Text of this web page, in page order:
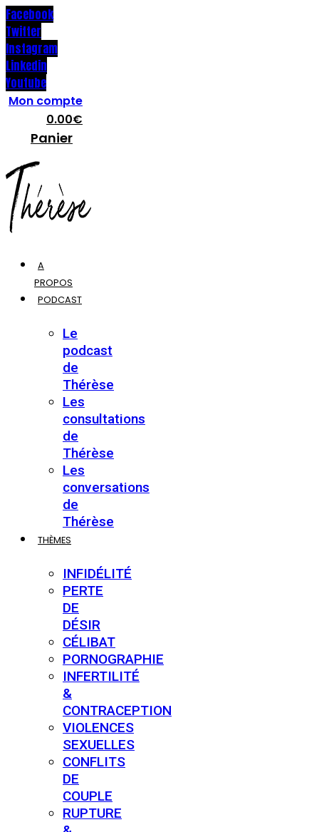
Facebook
Twitter
Instagram
Linkedin
Youtube
Mon compte
0.00€
Panier
A
PROPOS
PODCAST
Le
podcast
de
Thérèse
Les
consultations
de
Thérèse
Les
conversations
de
Thérèse
THÈMES
INFIDÉLITÉ
PERTE
DE
DÉSIR
CÉLIBAT
PORNOGRAPHIE
INFERTILITÉ
&
CONTRACEPTION
VIOLENCES
SEXUELLES
CONFLITS
DE
COUPLE
RUPTURE